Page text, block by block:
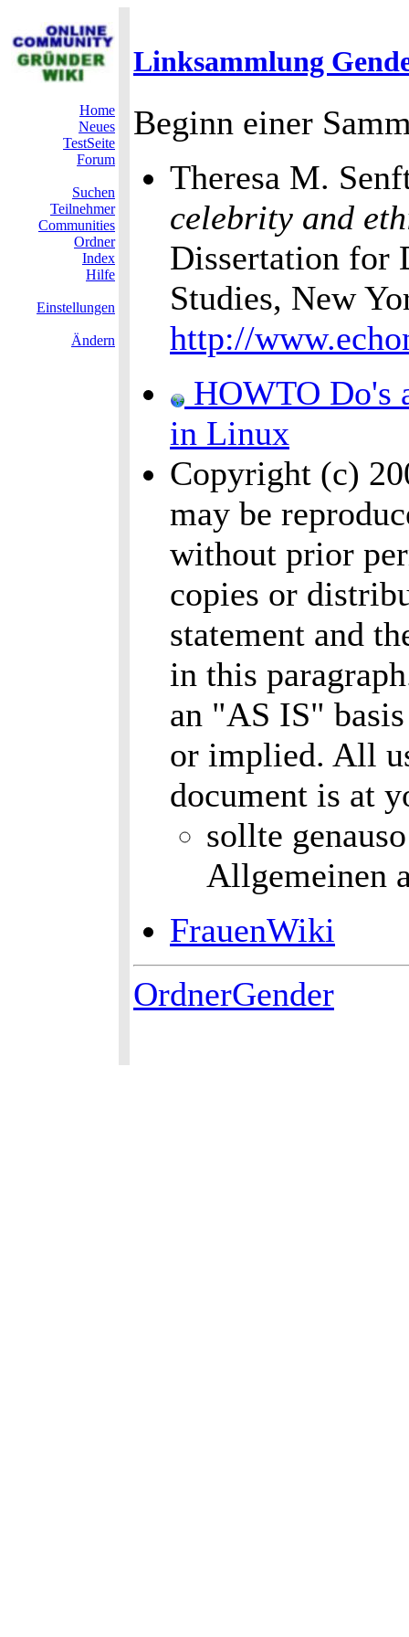
Linksammlung
Home
Neues
TestSeite
Forum
Suchen
Teilnehmer
Communities
Ordner
Index
Hilfe
Einstellungen
Ändern
Beginn einer
Theresa M.
celebrity and
Dissertation for
Studies, New
http://
HOWTO Do's
in Linux
Copyright (c)
may be
without prior
copies or
statement and
in this
an "AS IS"
or implied. All
document is at
sollte
Allgemeinen
FrauenWiki
OrdnerGender